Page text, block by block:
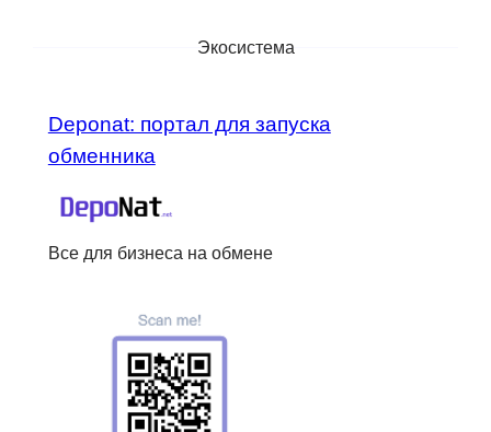
Экосистема
Deponat: портал для запуска
обменника
Все для бизнеса на обмене